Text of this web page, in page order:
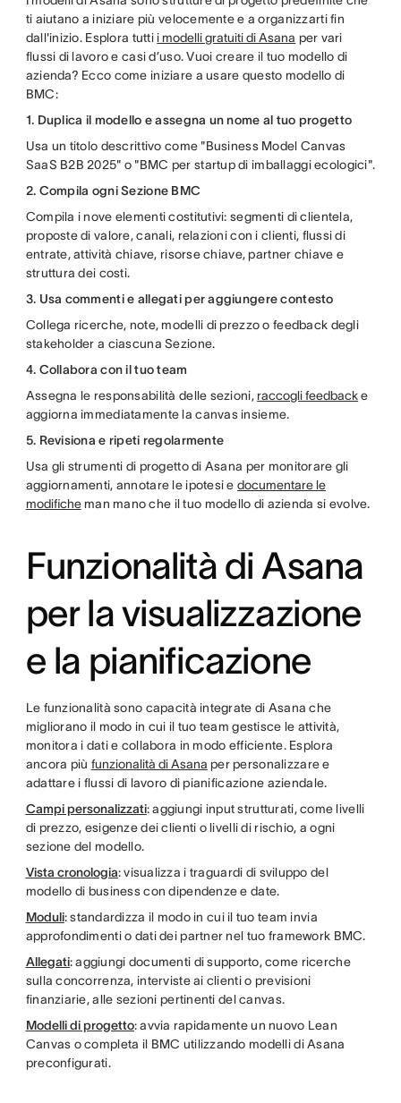
ti aiutano a iniziare più velocemente e a organizzarti fin
dall'inizio. Esplora tutti i modelli gratuiti di Asana per vari
flussi di lavoro e casi d’uso. Vuoi creare il tuo modello di
azienda? Ecco come iniziare a usare questo modello di
BMC:
1. Duplica il modello e assegna un nome al tuo progetto
Usa un titolo descrittivo come "Business Model Canvas
SaaS B2B 2025" o "BMC per startup di imballaggi ecologici".
2. Compila ogni Sezione BMC
Compila i nove elementi costitutivi: segmenti di clientela,
proposte di valore, canali, relazioni con i clienti, flussi di
entrate, attività chiave, risorse chiave, partner chiave e
struttura dei costi.
3. Usa commenti e allegati per aggiungere contesto
Collega ricerche, note, modelli di prezzo o feedback degli
stakeholder a ciascuna Sezione.
4. Collabora con il tuo team
Assegna le responsabilità delle sezioni, raccogli feedbacke
aggiorna immediatamente la canvas insieme.
5. Revisiona e ripeti regolarmente
Usa gli strumenti di progetto di Asana per monitorare gli
aggiornamenti, annotare le ipotesi edocumentare le
modificheman mano che il tuo modello di azienda si evolve.
Funzionalità di Asana
per la visualizzazione
e la pianificazione
Le funzionalità sono capacità integrate di Asana che
migliorano il modo in cui il tuo team gestisce le attività,
monitora i dati e collabora in modo efficiente. Esplora
ancora più funzionalità di Asana per personalizzare e
adattare i flussi di lavoro di pianificazione aziendale.
Campi personalizzati: aggiungi input strutturati, come livelli
di prezzo, esigenze dei clienti o livelli di rischio, a ogni
sezione del modello.
Vista cronologia: visualizza i traguardi di sviluppo del
modello di business con dipendenze e date.
Moduli: standardizza il modo in cui il tuo team invia
approfondimenti o dati dei partner nel tuo framework BMC.
Allegati: aggiungi documenti di supporto, come ricerche
sulla concorrenza, interviste ai clienti o previsioni
finanziarie, alle sezioni pertinenti del canvas.
Modelli di progetto: avvia rapidamente un nuovo Lean
Canvas o completa il BMC utilizzando modelli di Asana
preconfigurati.